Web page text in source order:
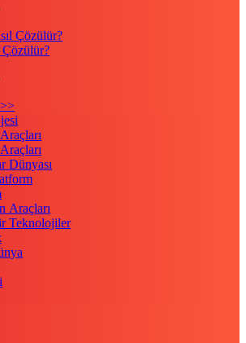
Çözülür?
Dünyası
Araçları
Teknolojiler